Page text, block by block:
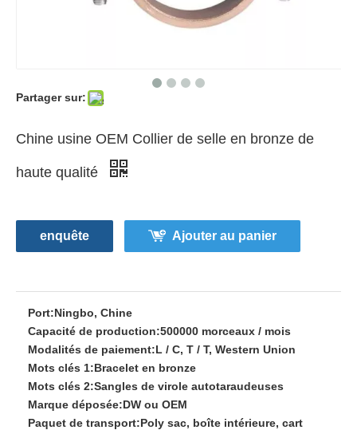
Partager sur:
Chine usine OEM Collier de selle en bronze de
haute qualité
enquête Ajouter au panier
Port:Ningbo, Chine
Capacité de production:500000 morceaux / mois
Modalités de paiement:L / C, T / T, Western Union
Mots clés 1:Bracelet en bronze
Mots clés 2:Sangles de virole autotaraudeuses
Marque déposée:DW ou OEM
Paquet de transport:Poly sac, boîte intérieure, cart